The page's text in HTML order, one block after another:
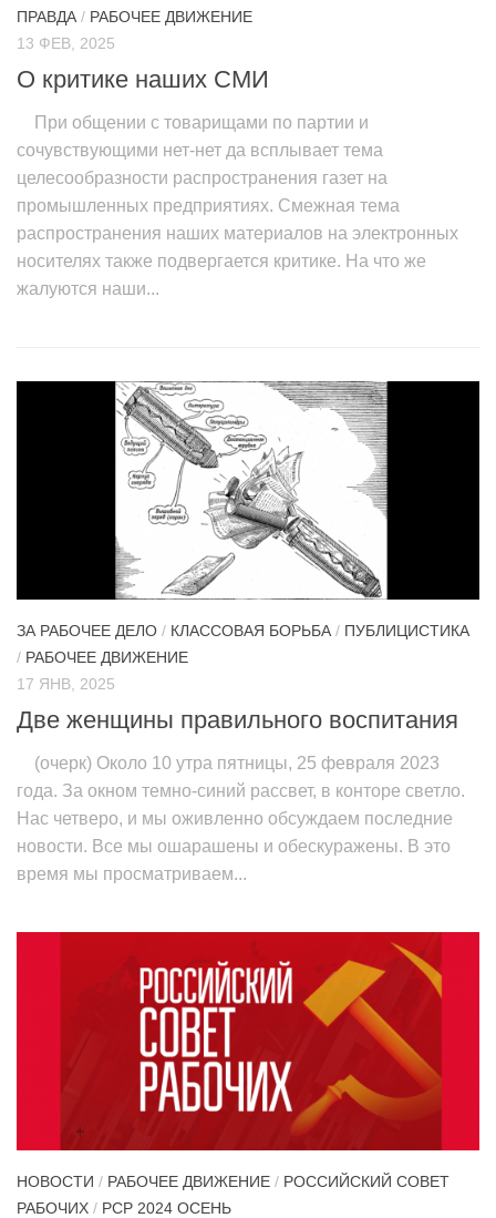
ПРАВДА / РАБОЧЕЕ ДВИЖЕНИЕ
13 ФЕВ, 2025
О критике наших СМИ
При общении с товарищами по партии и
сочувствующими нет-нет да всплывает тема
целесообразности распространения газет на
промышленных предприятиях. Смежная тема
распространения наших материалов на электронных
носителях также подвергается критике. На что же
жалуются наши...
ЗА РАБОЧЕЕ ДЕЛО / КЛАССОВАЯ БОРЬБА / ПУБЛИЦИСТИКА
/ РАБОЧЕЕ ДВИЖЕНИЕ
17 ЯНВ, 2025
Две женщины правильного воспитания
(очерк) Около 10 утра пятницы, 25 февраля 2023
года. За окном темно-синий рассвет, в конторе светло.
Нас четверо, и мы оживленно обсуждаем последние
новости. Все мы ошарашены и обескуражены. В это
время мы просматриваем...
НОВОСТИ / РАБОЧЕЕ ДВИЖЕНИЕ / РОССИЙСКИЙ СОВЕТ
РАБОЧИХ / РСР 2024 ОСЕНЬ